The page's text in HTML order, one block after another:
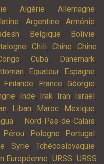
, Algérie, Allemagne,
, Argentine, Arménie,
, Belgique, Bolivie,
, Chili, Chine, Chine
,Cuba, Danemark,
, Equateur, Espagne,
, Finlande, France,Géorgie,
, Inde, Irak, Iran, Israël ,
, Liban, Maroc, Mexique,
, Nord-Pas-de-Calais,
Pérou, Pologne, Portugal ,
, Syrie, Tchécoslovaquie,
Européenne, URSS,URSS